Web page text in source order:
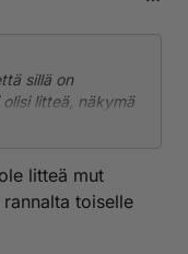
sillä on
litteä, näkymä
voisi nähdä
litteä mut
toiselle